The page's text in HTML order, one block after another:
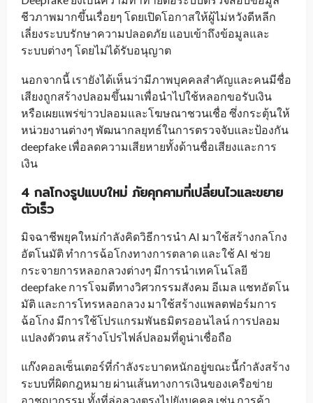
ชีวภาพมากขึ้นเรื่อยๆ โดยเปิดโอกาสให้ผู้ไม่หวังดีหลีก
เลี่ยงระบบรักษาความปลอดภัย แอบเข้าถึงข้อมูลและ
ระบบต่างๆ โดยไม่ได้รับอนุญาต
นอกจากนี้ เรายังได้เห็นว่ามีภาพบุคคลสำคัญและคนมีชื่อ
เสียงถูกสร้างปลอมขึ้นมาเพื่อนำไปใช้หลอกขอรับเงิน
หรือเผยแพร่ข่าวปลอมและโฆษณาชวนเชื่อ ซึ่งกระตุ้นให้
หน่วยงานต่างๆ พัฒนากลยุทธ์ในการตรวจจับและป้องกัน
deepfake เพื่อลดความเสียหายทั้งด้านชื่อเสียงและการ
เงิน
4 กลโกงรูปแบบใหม่ ภัยคุกคามที่เปลี่ยนไวและขยาย
ตัวเร็ว
มิจฉาชีพยุคใหม่กำลังคิดวิธีการนำ AI มาใช้สร้างกลโกง
อัตโนมัติ ทำการฉ้อโกงทางการตลาด และใช้ AI ช่วย
กระจายการหลอกลวงต่างๆ มีการนำเทคโนโลยี
deepfake การโจมตีทางวิศวกรรมสังคม อีเมล แชทอัตโน
มัติ และการโทรหลอกลวง มาใช้สร้างแพลตฟอร์มการ
ฉ้อโกง มีการใช้โปรแกรมพันธมิตรออนไลน์ การปลอม
แปลงตัวตน สร้างโปรไฟล์ปลอมที่ดูน่าเชื่อถือ
แก๊งคอลเซ็นเตอร์ที่กำลังระบาดหนักอยู่ขณะนี้กำลังสร้าง
ระบบที่ผิดกฎหมาย ผ่านเส้นทางการเงินของเครือข่าย
อาชญากรรม ทั้งที่ล่อลวงตรงไปยังบุคคล เช่น การค้า